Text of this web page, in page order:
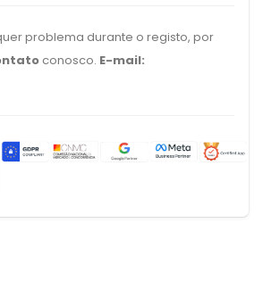
problema durante o registo, por
conosco. E-mail: